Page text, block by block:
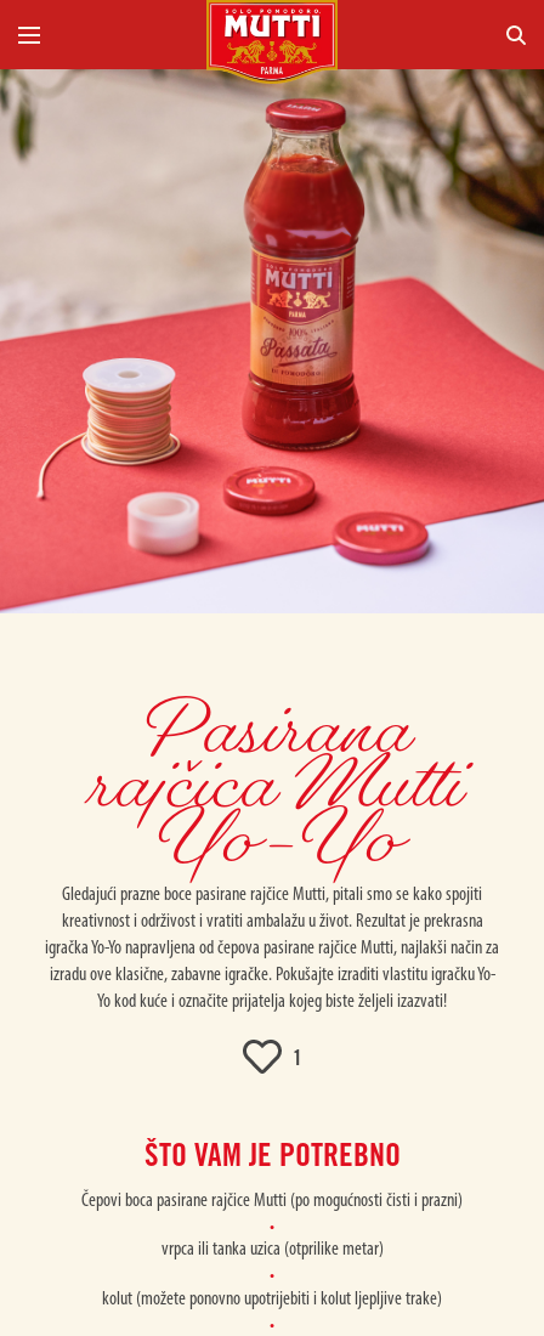
Pasirana
rajčica Mutti
Yo-Yo
Gledajući prazne boce pasirane rajčice Mutti, pitali smo se kako spojiti
kreativnost i održivost i vratiti ambalažu u život. Rezultat je prekrasna
igračka Yo-Yo napravljena od čepova pasirane rajčice Mutti, najlakši način za
izradu ove klasične, zabavne igračke. Pokušajte izraditi vlastitu igračku Yo-
Yo kod kuće i označite prijatelja kojeg biste željeli izazvati!
1
ŠTO VAM JE POTREBNO
Čepovi boca pasirane rajčice Mutti (po mogućnosti čisti i prazni)
vrpca ili tanka uzica (otprilike metar)
kolut (možete ponovno upotrijebiti i kolut ljepljive trake)